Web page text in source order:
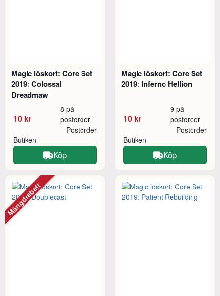
Magic löskort: Core Set
2019: Colossal
Dreadmaw
10 kr
8 på
postorder
Butiken
Postorder
Köp
Magic löskort: Core Set
2019: Inferno Hellion
10 kr
9 på
postorder
Butiken
Postorder
Köp
Mängdrabatt